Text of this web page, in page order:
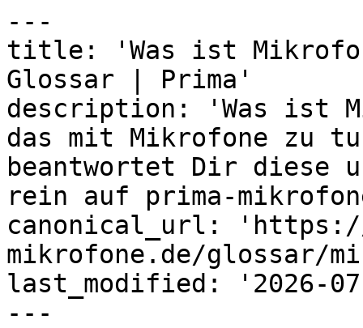
---
title: 'Was ist
Glossar | Prima'
description: 'Was ist
das mit Mikrofone zu
beantwortet Dir diese
rein auf prima-
canonical_url: 'https://
mikrofone.de/glossar/
last_modified: '2026-
---